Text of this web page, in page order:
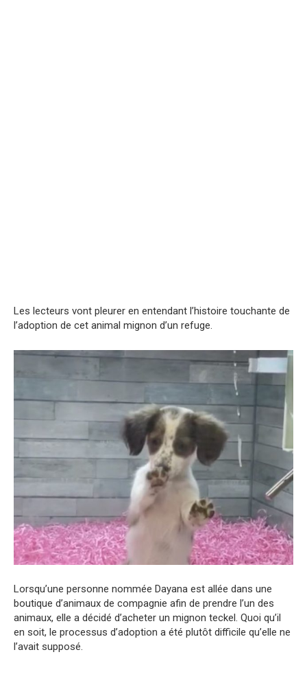
Les lecteurs vont pleurer en entendant l’histoire touchante de
l’adoption de cet animal mignon d’un refuge.
Lorsqu’une personne nommée Dayana est allée dans une
boutique d’animaux de compagnie afin de prendre l’un des
animaux, elle a décidé d’acheter un mignon teckel. Quoi qu’il
en soit, le processus d’adoption a été plutôt difficile qu’elle ne
l’avait supposé.